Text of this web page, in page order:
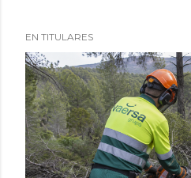
EN TITULARES